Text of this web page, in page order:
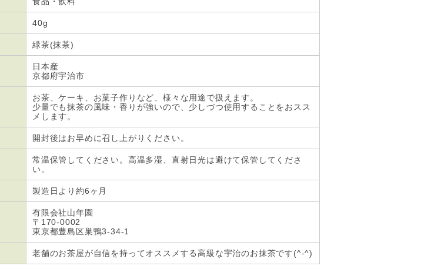
40g
緑茶(抹茶)
日本産
京都府宇治市
お茶、ケーキ、お菓子作りなど、様々な用途で扱えます。
少量でも抹茶の風味・香りが強いので、少しづつ使用することをおスス
メします。
開封後はお早めに召し上がりください。
常温保管してください。高温多湿、直射日光は避けて保管してくださ
い。
製造日より約6ヶ月
有限会社山年園
〒170-0002
東京都豊島区巣鴨3-34-1
老舗のお茶屋が自信を持ってオススメする高級な宇治のお抹茶です(^-^)